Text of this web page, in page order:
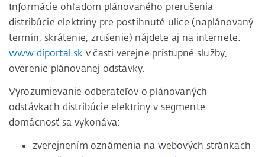
Informácie ohľadom plánovaného prerušenia
distribúcie elektriny pre postihnuté ulice (naplánovaný
termín, skrátenie, zrušenie) nájdete aj na internete:
www.diportal.sk v časti verejne prístupné služby,
overenie plánovanej odstávky.
Vyrozumievanie odberateľov o plánovaných
odstávkach distribúcie elektriny v segmente
domácnosť sa vykonáva:
zverejnením oznámenia na webových stránkach